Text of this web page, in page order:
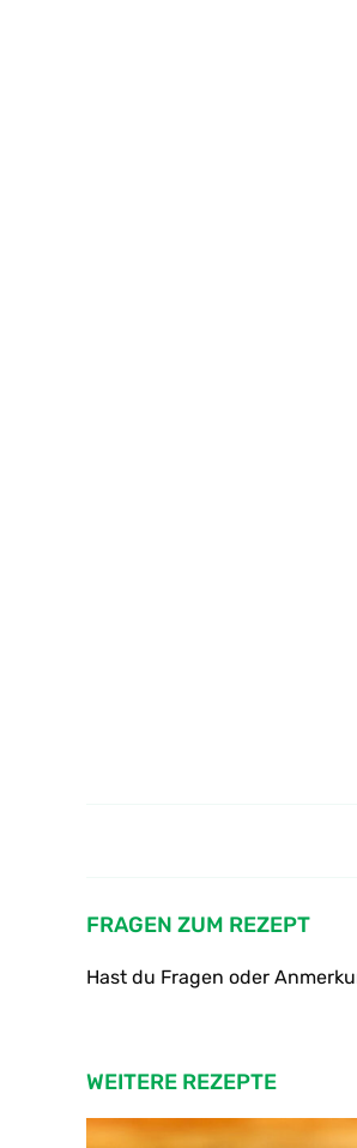
FRAGEN ZUM REZEPT
Hast du Fragen oder
WEITERE REZEPTE